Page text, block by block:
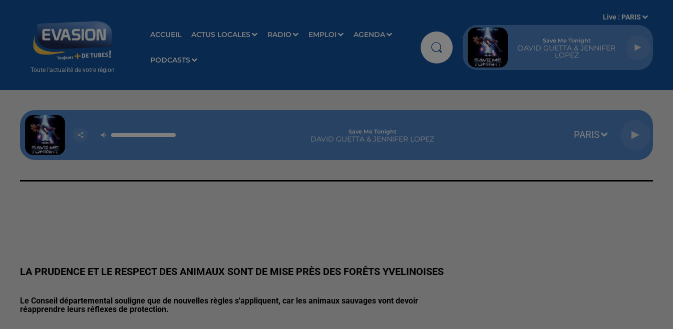
Toute l'actualité de votre région
ACCUEIL ACTUS LOCALES RADIO EMPLOI AGENDA
PODCASTS
Live : PARIS
Save Me Tonight
DAVID GUETTA & JENNIFER
LOPEZ
Save Me Tonight
DAVID GUETTA & JENNIFER LOPEZ PARIS
LA PRUDENCE ET LE RESPECT DES ANIMAUX SONT DE MISE PRÈS DES FORÊTS YVELINOISES
Le Conseil départemental souligne que de nouvelles règles s'appliquent, car les animaux sauvages vont devoir
réapprendre leurs réflexes de protection.